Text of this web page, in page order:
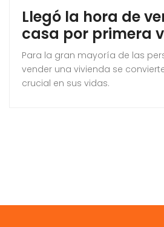
Llegó la hora de
casa por primera
Para la gran mayoría de las
vender una vivienda se
crucial en sus vidas.